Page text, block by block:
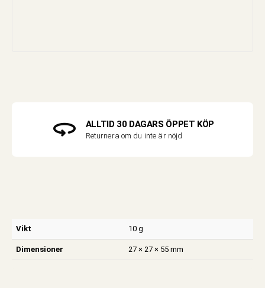
ALLTID 30 DAGARS ÖPPET KÖP
Returnera om du inte är nöjd
Vikt 10 g
Dimensioner 27 × 27 × 55 mm